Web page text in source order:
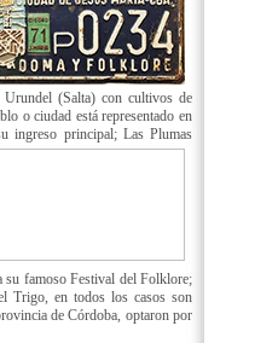
Urundel (Salta) con cultivos de
o ciudad está representado en
ingreso principal; Las Plumas
su famoso Festival del Folklore;
Trigo, en todos los casos son
de Córdoba, optaron por